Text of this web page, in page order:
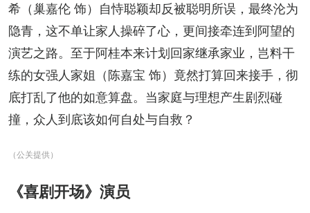
希（巢嘉伦 饰）自恃聪颖却反被聪明所误，最终沦为
隐青，这不单让家人操碎了心，更间接牵连到阿望的
演艺之路。至于阿桂本来计划回家继承家业，岂料干
练的女强人家姐（陈嘉宝 饰）竟然打算回来接手，彻
底打乱了他的如意算盘。当家庭与理想产生剧烈碰
撞，众人到底该如何自处与自救？
（公关提供）
《喜剧开场》演员